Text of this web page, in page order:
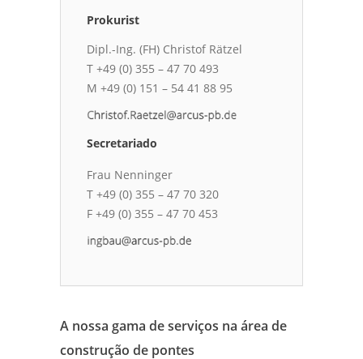
Prokurist
Dipl.-Ing. (FH) Christof Rätzel
T +49 (0) 355 – 47 70 493
M +49 (0) 151 – 54 41 88 95
Secretariado
Frau Nenninger
T +49 (0) 355 – 47 70 320
F +49 (0) 355 – 47 70 453
A nossa gama de serviços na área de
construção de pontes